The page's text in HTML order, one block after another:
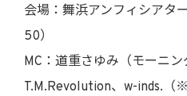
会場：舞浜アンフィシアタ
50）
MC：道重さゆみ（モーニン
T.M.Revolution、w-inds.（